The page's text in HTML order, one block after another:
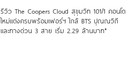
รีวิว The Coopers Cloud สุขุมวิท 101/1 คอนโด
ใหม่แต่งครบพร้อมเฟอร์ฯ ใกล้ BTS ปุณณวิถี
และทางด่วน 3 สาย เริ่ม 2.29 ล้านบาท*